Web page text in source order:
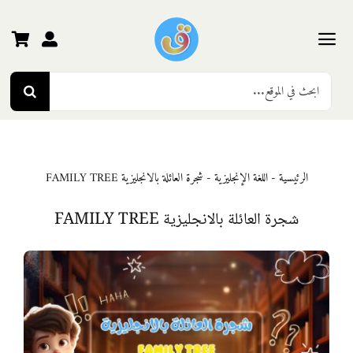
content
Toggle
Navigation
الرئيسية
المرحلة الثانية
المرحلة الثالثة
Search
for:
الرئيسية-اللغة الإنجليزية- شجرة العائلة بالانجليزية FAMILY TREE
شجرة العائلة بالانجليزية FAMILY TREE